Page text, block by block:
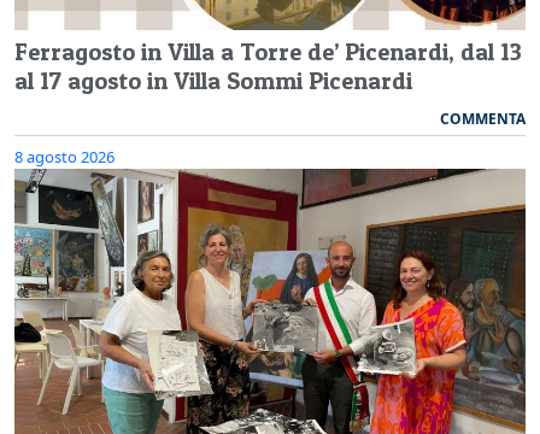
Ferragosto in Villa a Torre de’ Picenardi, dal 13
al 17 agosto in Villa Sommi Picenardi
COMMENTA
8 agosto 2026